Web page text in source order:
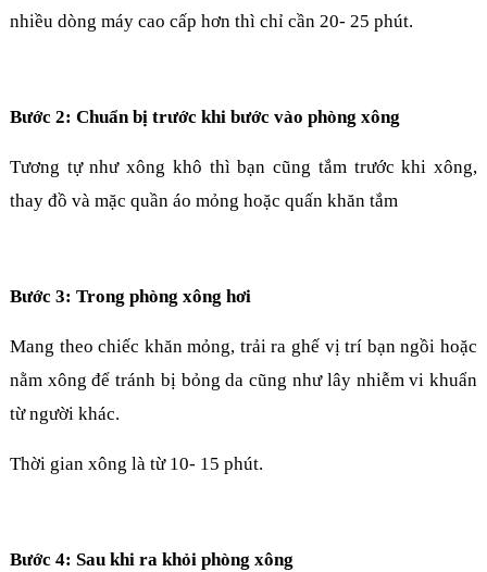
nhiều dòng máy cao cấp hơn thì chỉ cần 20- 25 phút.
Bước 2: Chuẩn bị trước khi bước vào phòng xông
Tương tự như xông khô thì bạn cũng tắm trước khi xông,
thay đồ và mặc quần áo mỏng hoặc quấn khăn tắm
Bước 3: Trong phòng xông hơi
Mang theo chiếc khăn mỏng, trải ra ghế vị trí bạn ngồi hoặc
nằm xông để tránh bị bỏng da cũng như lây nhiễm vi khuẩn
từ người khác.
Thời gian xông là từ 10- 15 phút.
Bước 4: Sau khi ra khỏi phòng xông